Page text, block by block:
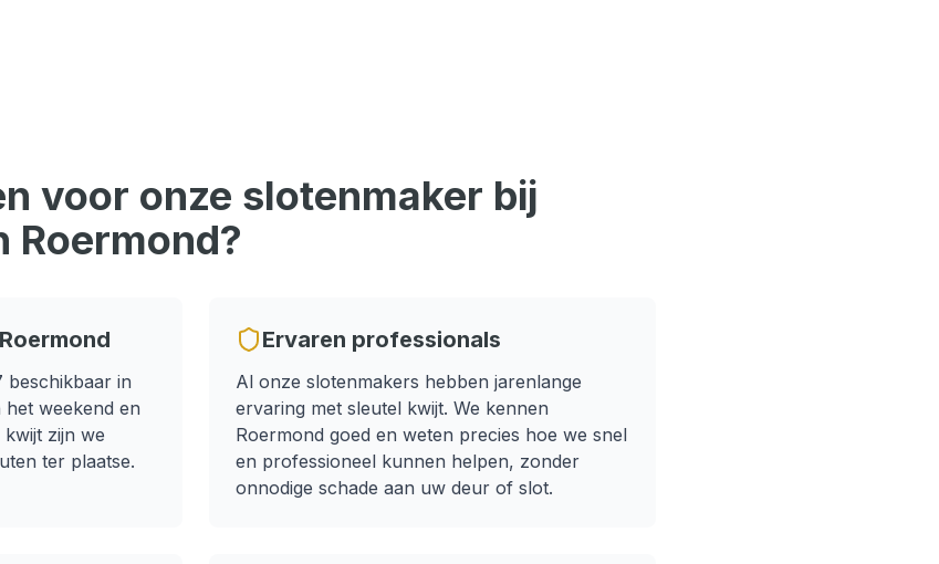
voor onze slotenmaker bij
Roermond?
Roermond
beschikbaar in
weekend en
kwijt zijn we
ter plaatse.
Ervaren professionals
Al onze slotenmakers hebben jarenlange
ervaring met sleutel kwijt. We kennen
Roermond goed en weten precies hoe we snel
en professioneel kunnen helpen, zonder
onnodige schade aan uw deur of slot.